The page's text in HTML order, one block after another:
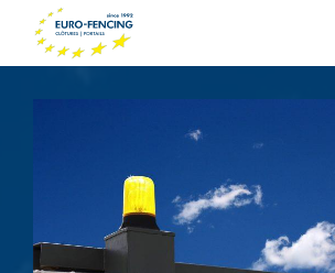
Particuliers
Entreprises